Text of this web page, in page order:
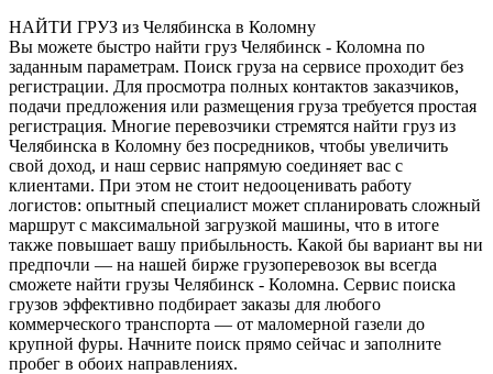
НАЙТИ ГРУЗ из Челябинска в Коломну
Вы можете быстро найти груз Челябинск - Коломна по
заданным параметрам. Поиск груза на сервисе проходит без
регистрации. Для просмотра полных контактов заказчиков,
подачи предложения или размещения груза требуется простая
регистрация. Многие перевозчики стремятся найти груз из
Челябинска в Коломну без посредников, чтобы увеличить
свой доход, и наш сервис напрямую соединяет вас с
клиентами. При этом не стоит недооценивать работу
логистов: опытный специалист может спланировать сложный
маршрут с максимальной загрузкой машины, что в итоге
также повышает вашу прибыльность. Какой бы вариант вы ни
предпочли — на нашей бирже грузоперевозок вы всегда
сможете найти грузы Челябинск - Коломна. Сервис поиска
грузов эффективно подбирает заказы для любого
коммерческого транспорта — от маломерной газели до
крупной фуры. Начните поиск прямо сейчас и заполните
пробег в обоих направлениях.